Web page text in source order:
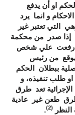
او أن يدفع
و انما يرد
التي تعتبر غير
إذا صدر من محكمة
رفعت علي شخص
من رئيس
ببطلان الحكم
طلب تنفيذه، و
تعد طرق
طعن غير عادية
(2)
.